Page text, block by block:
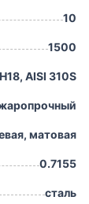
10
1500
AISI 310S
матовая
0.7155
сталь